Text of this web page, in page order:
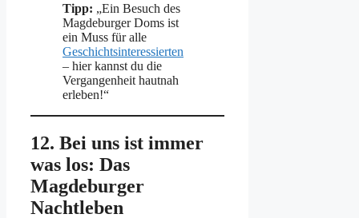
Tipp: „Ein Besuch des
Magdeburger Doms ist
ein Muss für alle
Geschichtsinteressierten
– hier kannst du die
Vergangenheit hautnah
erleben!“
12. Bei uns ist immer
was los: Das
Magdeburger
Nachtleben